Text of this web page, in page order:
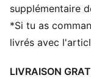
supplémentaire
*Si tu as
livrés avec
LIVRAISON